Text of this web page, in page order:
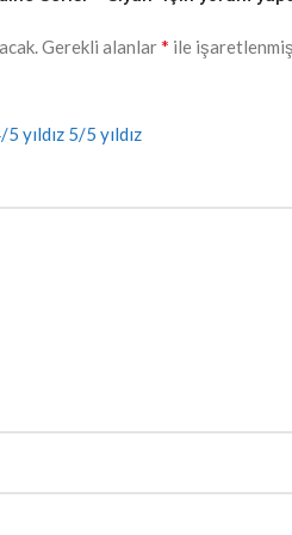
Gerekli alanlar* ile
5 yıldız 5/5 yıldız